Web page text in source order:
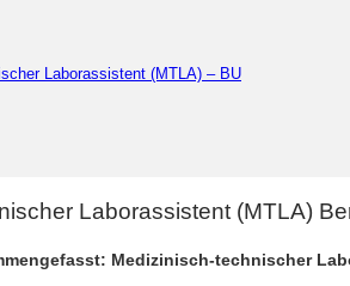
Laborassistent (MTLA) – BU
Laborassistent (MTLA)
Medizinisch-technischer